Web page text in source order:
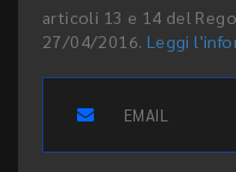
articoli 13 e 14 del
27/04/2016. Leggi